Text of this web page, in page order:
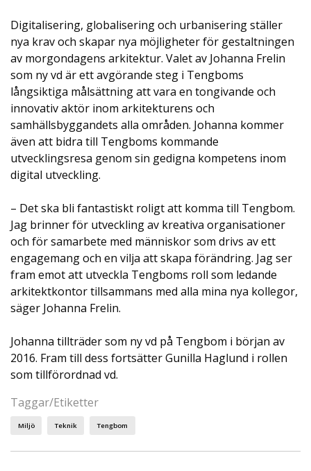
Digitalisering, globalisering och urbanisering ställer
nya krav och skapar nya möjligheter för gestaltningen
av morgondagens arkitektur. Valet av Johanna Frelin
som ny vd är ett avgörande steg i Tengboms
långsiktiga målsättning att vara en tongivande och
innovativ aktör inom arkitekturens och
samhällsbyggandets alla områden. Johanna kommer
även att bidra till Tengboms kommande
utvecklingsresa genom sin gedigna kompetens inom
digital utveckling.
– Det ska bli fantastiskt roligt att komma till Tengbom.
Jag brinner för utveckling av kreativa organisationer
och för samarbete med människor som drivs av ett
engagemang och en vilja att skapa förändring. Jag ser
fram emot att utveckla Tengboms roll som ledande
arkitektkontor tillsammans med alla mina nya kollegor,
säger Johanna Frelin.
Johanna tillträder som ny vd på Tengbom i början av
2016. Fram till dess fortsätter Gunilla Haglund i rollen
som tillförordnad vd.
Taggar/Etiketter
Miljö Teknik Tengbom